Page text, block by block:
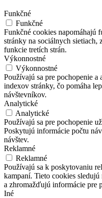
Funkčné
Funkčné
Funkčné cookies napomáhajú
stránky na sociálnych sietiach,
funkcie tretích strán.
Výkonnostné
Výkonnostné
Používajú sa pre pochopenie
indexov stránky, čo pomáha
návštevníkov.
Analytické
Analytické
Používajú sa pre pochopenie
Poskytujú informácie počtu
návštev.
Reklamné
Reklamné
Používajú sa k poskytovaniu
kampaní. Tieto cookies
a zhromažďujú informácie pre
Iné